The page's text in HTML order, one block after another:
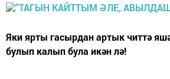
Яки ярты гасырдан артык читтә
булып калып була икән лә!